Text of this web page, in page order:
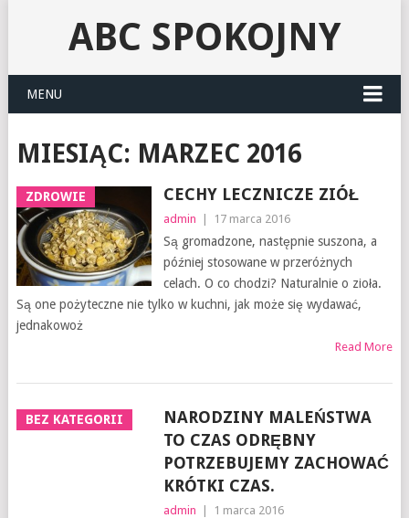
ABC SPOKOJNY
MENU
MIESIĄC: MARZEC 2016
ZDROWIE CECHY LECZNICZE ZIÓŁ
admin 17 marca 2016
Są gromadzone, następnie suszona, a
później stosowane w przeróżnych
celach. O co chodzi? Naturalnie o zioła.
Są one pożyteczne nie tylko w kuchni, jak może się wydawać,
jednakowoż
Read More
BEZ KATEGORII
NARODZINY MALEŃSTWA
TO CZAS ODRĘBNY
POTRZEBUJEMY ZACHOWAĆ
KRÓTKI CZAS.
admin 1 marca 2016